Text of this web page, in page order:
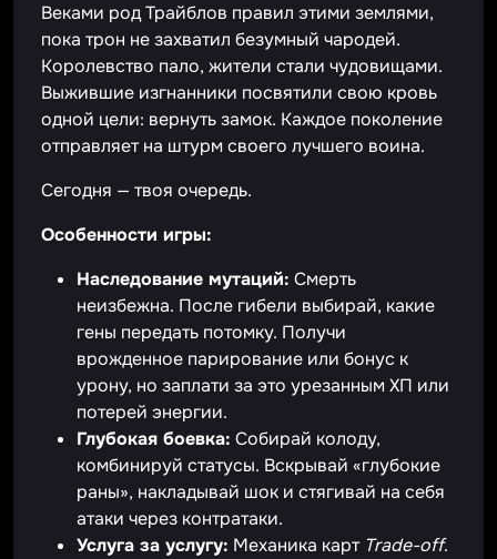
Веками род Трайблов правил этими землями,
пока трон не захватил безумный чародей.
Королевство пало, жители стали чудовищами.
Выжившие изгнанники посвятили свою кровь
одной цели: вернуть замок. Каждое поколение
отправляет на штурм своего лучшего воина.
Сегодня — твоя очередь.
Особенности игры:
Наследование мутаций: Смерть
неизбежна. После гибели выбирай, какие
гены передать потомку. Получи
врожденное парирование или бонус к
урону, но заплати за это урезанным ХП или
потерей энергии.
Глубокая боевка: Собирай колоду,
комбинируй статусы. Вскрывай «глубокие
раны», накладывай шок и стягивай на себя
атаки через контратаки.
Услуга за услугу: Механика карт Trade-off.